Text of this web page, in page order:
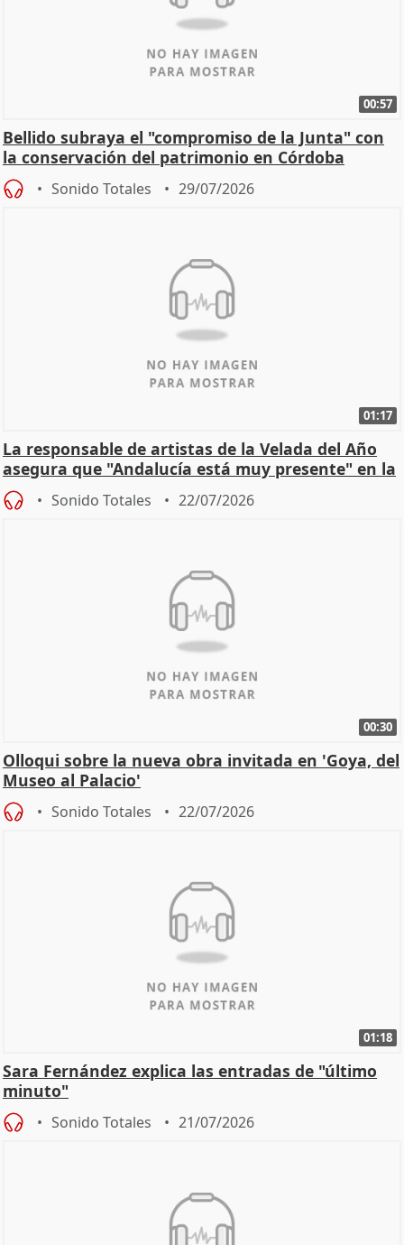
00:57
Bellido subraya el "compromiso de la Junta" con
la conservación del patrimonio en Córdoba
Sonido Totales 29/07/2026
01:17
La responsable de artistas de la Velada del Año
asegura que "Andalucía está muy presente" en la
cita
Sonido Totales 22/07/2026
00:30
Olloqui sobre la nueva obra invitada en 'Goya, del
Museo al Palacio'
Sonido Totales 22/07/2026
01:18
Sara Fernández explica las entradas de "último
minuto"
Sonido Totales 21/07/2026